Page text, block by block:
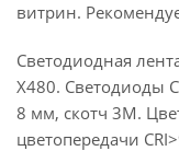
витрин.
Светодиодная
X480. Светодиоды
8 мм, скотч 3M.
цветопередачи